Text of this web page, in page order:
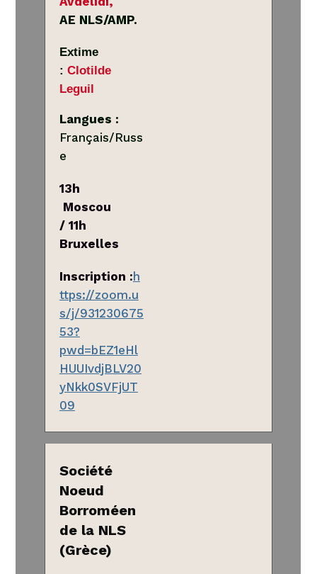
AE NLS/AMP.
Extime
: Clotilde
Leguil
Langues :
Français/Russ
e
13h
Moscou
/ 11h
Bruxelles
Inscription :h
ttps://zoom.u
s/j/931230675
53?
pwd=bEZ1eHl
HUUIvdjBLV20
yNkk0SVFjUT
09
Société
Noeud
Borroméen
de la NLS
(Grèce)